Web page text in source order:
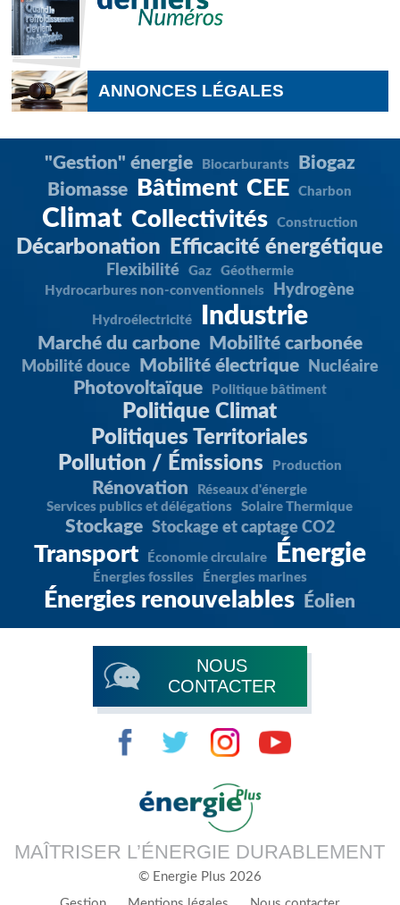
ANNONCES LÉGALES
"Gestion" énergie Biocarburants
Biogaz
Biomasse
Bâtiment CEE Charbon
Climat Collectivités Construction
Décarbonation Efficacité énergétique
Flexibilité Gaz
Géothermie
Hydrocarbures non-conventionnels
Hydrogène
Hydroélectricité Industrie
Marché du carbone Mobilité carbonée
Mobilité douce Mobilité électrique Nucléaire
Photovoltaïque Politique bâtiment
Politique Climat
Politiques Territoriales
Pollution / Émissions
Production
Rénovation
Réseaux d'énergie
Services publics et délégations
Solaire Thermique
Stockage Stockage et captage CO2
Transport Économie circulaire Énergie
Énergies fossiles Énergies marines
Énergies renouvelables Éolien
NOUS
CONTACTER
MAÎTRISER L’ÉNERGIE DURABLEMENT
© Energie Plus 2026